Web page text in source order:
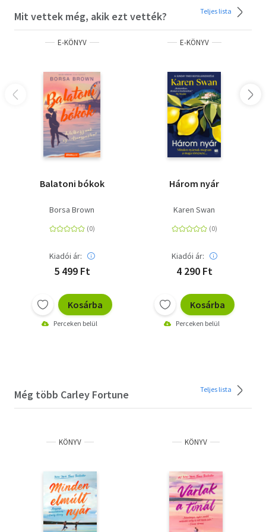
emberekről és döntésekről, amik örökre megváltoztatják
az életünket.
A letöltéssel kapcsolatos kérdésekre itt találhat választ.
Mit vettek még, akik ezt vették? Teljes lista
E-KÖNYV
Balatoni bókok
Borsa Brown
Kiadói ár:
5 499 Ft
Kosárba
Perceken belül
E-KÖNYV
Három nyár
Karen Swan
Kiadói ár:
4 290 Ft
Kosárba
Perceken belül
Még több Carley Fortune Teljes lista
KÖNYV KÖNYV